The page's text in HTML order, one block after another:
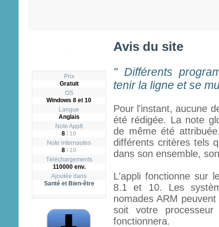
Prix
Gratuit
OS
Windows 8 et 10
Langue
Anglais
Note App8
8 / 10
Note internautes
8 / 10
Téléchargements
110000 env.
Ajoutée dans
Santé et Bien-être
Avis du site
" Différents
tenir la ligne et se
Pour l'instant, aucune
été rédigée. La note
de même été
différents critères tels
dans son ensemble,
L'appli fonctionne sur
8.1 et 10. Les
nomades ARM
soit votre
fonctionnera.